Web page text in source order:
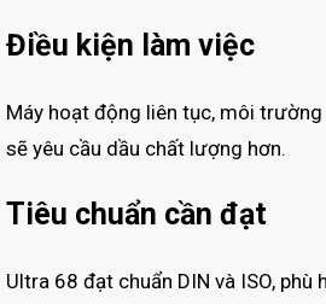
Điều kiện làm việc
Máy hoạt động liên tục, môi
sẽ yêu cầu dầu chất lượng hơn.
Tiêu chuẩn cần đạt
Ultra 68 đạt chuẩn DIN và ISO,